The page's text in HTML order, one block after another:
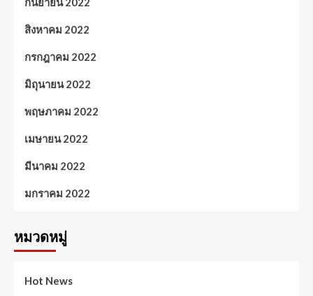
สิงหาคม 2022
กรกฎาคม 2022
มิถุนายน 2022
พฤษภาคม 2022
เมษายน 2022
มีนาคม 2022
มกราคม 2022
หมวดหมู่
Hot News